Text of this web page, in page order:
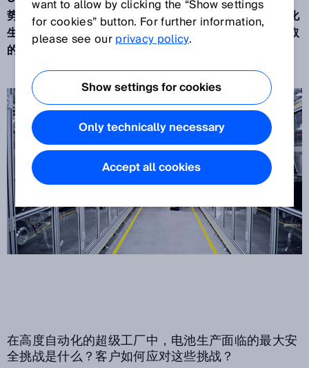
势，并阐释了现代传感器与自动化技术如何提升高度自动化
生产过程的安全性，以及为预防事故与人员伤害所必须采取
的措施。
在高度自动化的超级工厂中，电池生产面临的最大安
全挑战是什么？客户如何应对这些挑战？
want to allow by clicking the “Show settings
for cookies” button. For further information,
please see ourprivacy policy.
Show settings for cookies
Only technically necessary
Accept all cookies